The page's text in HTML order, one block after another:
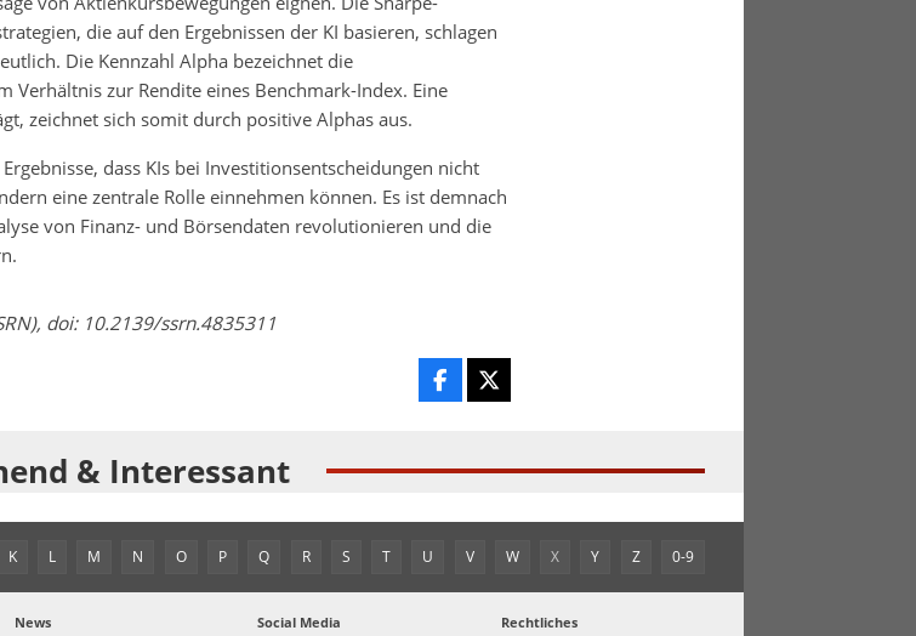
die auf den Ergebnissen der KI basieren, schlagen
Die Kennzahl Alpha bezeichnet die
Verhältnis zur Rendite eines Benchmark-Index. Eine
zeichnet sich somit durch positive Alphas aus.
dass KIs bei Investitionsentscheidungen nicht
eine zentrale Rolle einnehmen können. Es ist demnach
von Finanz- und Börsendaten revolutionieren und die
doi: 10.2139/ssrn.4835311
& Interessant
K L M N O P Q R S T U V W X Y Z 0-9
News Social Media Rechtliches